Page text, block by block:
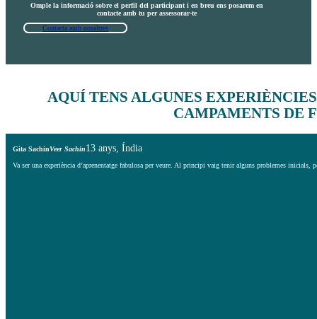
Omple la informació sobre el perfil del participant i en breu ens posarem en
contacte amb tu per assessorar-te
Contacta amb nosaltres
AQUÍ TENS ALGUNES
CAMPAMENTS DE
Gita SachinVeer Sachin13 anys, Índia
Va ser una experiència d’aprenentatge fabulosa per veure. Al principi vaig tenir alguns problemes inicials,